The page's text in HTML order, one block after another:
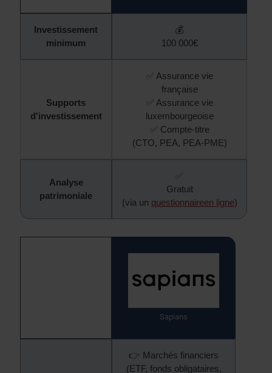
Investissement
minimum
💰
100 000€
Supports
d'investissement
✅ Assurance vie
française
✅ Assurance vie
luxembourgeoise
✅ Compte-titre
(CTO, PEA, PEA-PME)
Analyse
patrimoniale
Gratuit
(via un questionnaireen ligne)
Sapians
👉 Marchés financiers
(ETF, fonds obligataires,